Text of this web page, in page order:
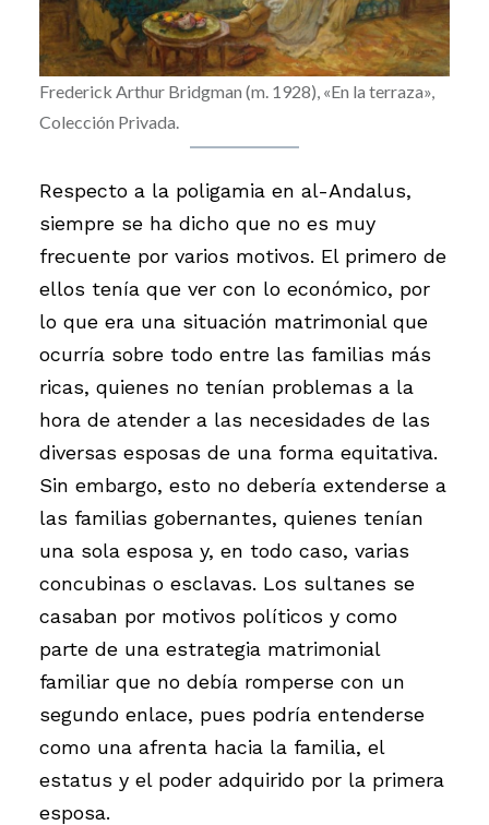
Frederick Arthur Bridgman (m. 1928), «En la terraza»,
Colección Privada.
Respecto a la poligamia en al-Andalus,
siempre se ha dicho que no es muy
frecuente por varios motivos. El primero de
ellos tenía que ver con lo económico, por
lo que era una situación matrimonial que
ocurría sobre todo entre las familias más
ricas, quienes no tenían problemas a la
hora de atender a las necesidades de las
diversas esposas de una forma equitativa.
Sin embargo, esto no debería extenderse a
las familias gobernantes, quienes tenían
una sola esposa y, en todo caso, varias
concubinas o esclavas. Los sultanes se
casaban por motivos políticos y como
parte de una estrategia matrimonial
familiar que no debía romperse con un
segundo enlace, pues podría entenderse
como una afrenta hacia la familia, el
estatus y el poder adquirido por la primera
esposa.